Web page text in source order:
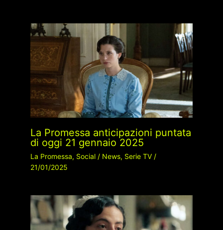
La Promessa anticipazioni puntata
di oggi 21 gennaio 2025
La Promessa, Social/ News, Serie TV/
21/01/2025